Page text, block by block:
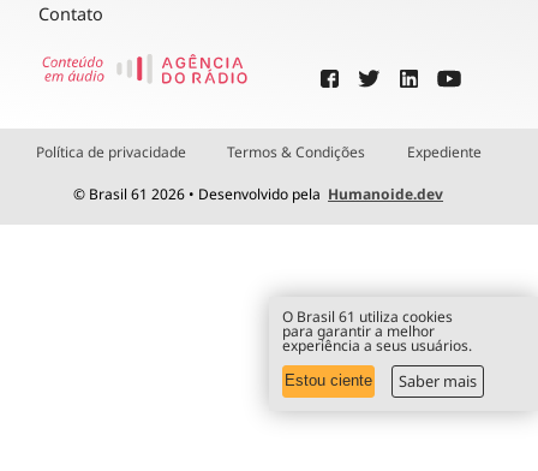
Contato
Política de privacidade Termos & Condições Expediente
© Brasil 61 2026 • Desenvolvido pela Humanoide.dev
O Brasil 61 utiliza cookies
para garantir a melhor
experiência a seus usuários.
Estou ciente Saber mais